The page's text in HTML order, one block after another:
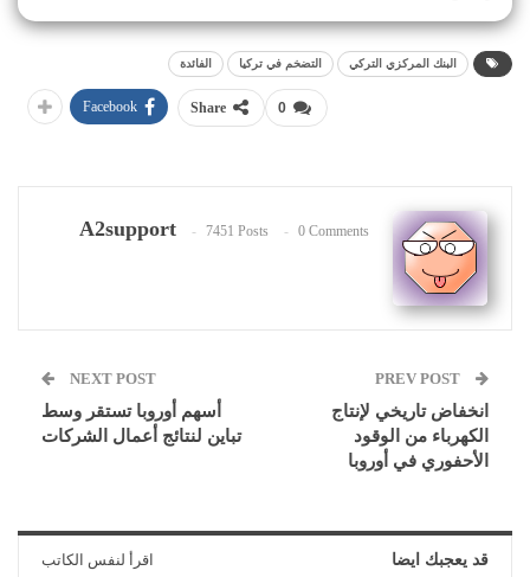
البنك المركزي التركي التضخم في تركيا الفائدة
0
Share
Facebook
A2support 7451 Posts 0 Comments
انخفاض تاريخي لإنتاج
الكهرباء من الوقود
الأحفوري في أوروبا
NEXT POST
أسهم أوروبا تستقر وسط
تباين لنتائج أعمال الشركات
قد يعجبك ايضا اقرأ لنفس الكاتب